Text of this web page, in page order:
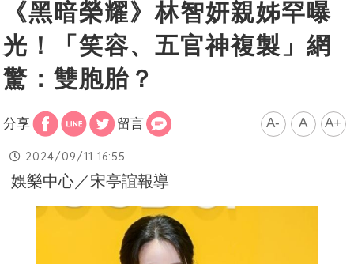
《黑暗榮耀》林智妍親姊罕曝
光！「笑容、五官神複製」網
驚：雙胞胎？
分享 留言 A- A A+
2024/09/11 16:55
娛樂中心／宋亭誼報導